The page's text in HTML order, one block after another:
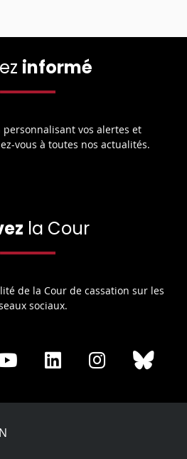
informé
personnalisant vos alertes et
vous à toutes nos actualités.
la Cour
de la Cour de cassation sur les
sociaux.
Share
Youtube
Share
LinkedIn
Share
Instagram